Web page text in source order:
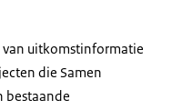
van uitkomstinformatie
die Samen
bestaande